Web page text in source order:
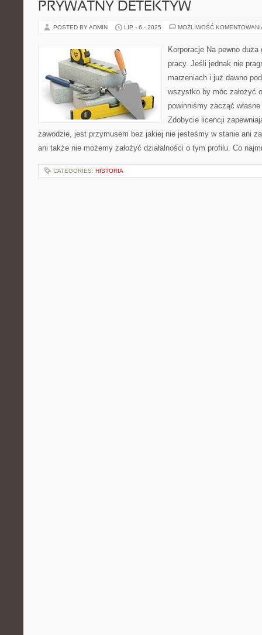
PRYWATNY DETEKTYW
POSTED BY ADMIN LIP - 6 - 2025 MOŻLIWOŚĆ
Korporacje Na pewno
pracy. Jeśli jednak nie
marzeniach i już dawno
wszystko by móc założyć
powinniśmy zacząć
Zdobycie licencji
zawodzie, jest przymusem bez jakiej nie jesteśmy w stanie ani
ani także nie możemy założyć działalności o tym profilu. Co
CATEGORIES: HISTORIA